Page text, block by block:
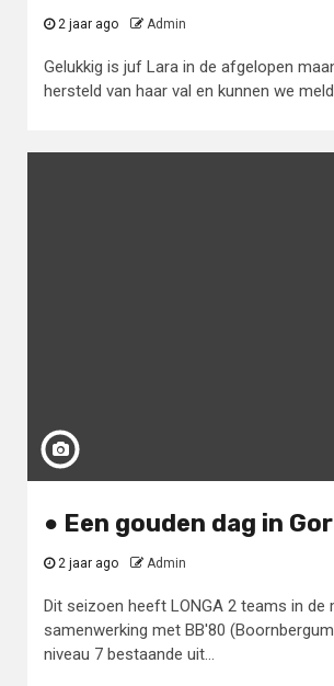
2 jaar ago Admin
Gelukkig is juf Lara in de afgelopen
hersteld van haar val en kunnen we
● Een gouden dag in
2 jaar ago Admin
Dit seizoen heeft LONGA 2 teams in de
samenwerking met BB'80
niveau 7 bestaande uit...